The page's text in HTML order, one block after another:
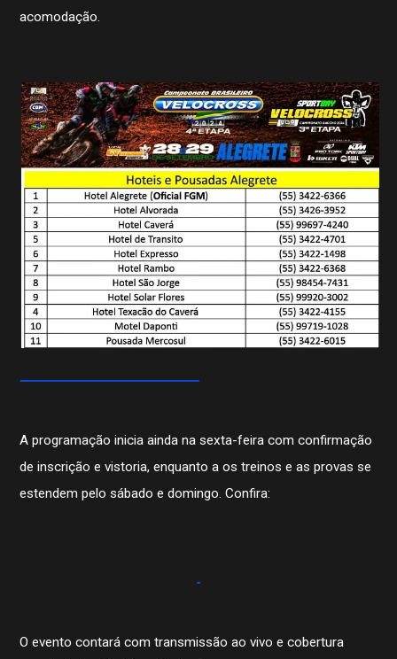
Filiação CBM Piloto Estrangeiro 2026
Competições
Pilotos
acomodação.
A programação inicia ainda na sexta-feira com confirmação
de inscrição e vistoria, enquanto a os treinos e as provas se
estendem pelo sábado e domingo. Confira:
O evento contará com transmissão ao vivo e cobertura